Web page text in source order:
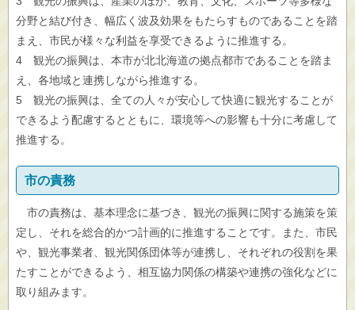
分野と結び付き、幅広く波及効果をもたらすものであることを踏
まえ、市民が様々な利益を享受できるように推進する。
4 観光の振興は、本市が北北海道の拠点都市であることを踏ま
え、各地域と連携しながら推進する。
5 観光の振興は、全ての人々が安心して快適に観光することが
できるよう配慮するとともに、環境等への影響も十分に考慮して
推進する。
市の責務
市の責務は、基本理念に基づき、観光の振興に関する施策を策
定し、それを総合的かつ計画的に推進することです。また、市民
や、観光事業者、観光関係団体等が連携し、それぞれの役割を果
たすことができるよう、相互協力関係の構築や連携の強化などに
取り組みます。